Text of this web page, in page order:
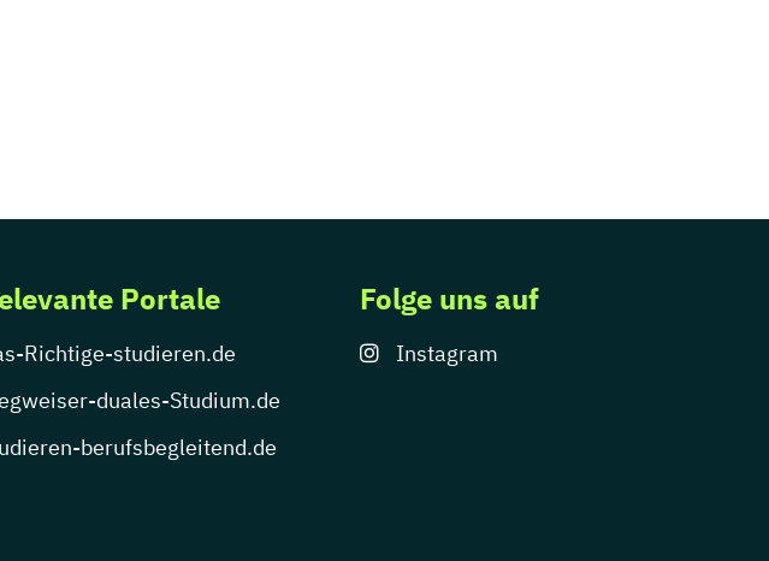
Portale
Richtige-studieren.de
duales-Studium.de
berufsbegleitend.de
Folge uns auf
Instagram